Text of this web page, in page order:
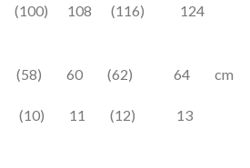
108 (116) 124
(58) 60 (62) 64 cm
9 (10) 11 (12) 13